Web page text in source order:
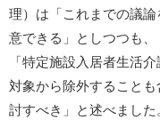
理）は「これまでの議
意できる」としつつも、
「特定施設入居者生活
対象から除外すること
討すべき」と述べました